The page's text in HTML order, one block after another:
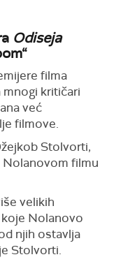
Odiseja
filma
kritičari
već
filmove.
Stolvorti,
Nolanovom filmu
velikih
Nolanovo
njih ostavlja
Stolvorti.